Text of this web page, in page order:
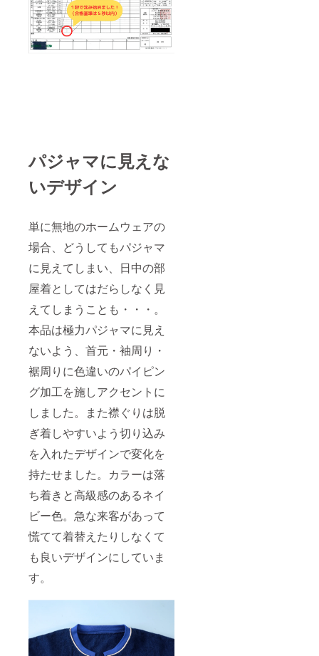
パジャマに見えな
いデザイン
単に無地のホームウェアの
場合、どうしてもパジャマ
に見えてしまい、日中の部
屋着としてはだらしなく見
えてしまうことも・・・。
本品は極力パジャマに見え
ないよう、首元・袖周り・
裾周りに色違いのパイピン
グ加工を施しアクセントに
しました。また襟ぐりは脱
ぎ着しやすいよう切り込み
を入れたデザインで変化を
持たせました。カラーは落
ち着きと高級感のあるネイ
ビー色。急な来客があって
慌てて着替えたりしなくて
も良いデザインにしていま
す。